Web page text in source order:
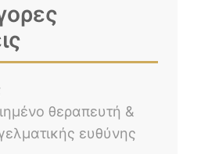
θεραπευτή &
ευθύνης